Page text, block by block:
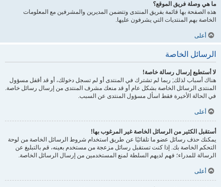
ما هي وصلة فريق الموقع؟
هذه الصفحة بها قائمة بفريق المنتدى وتتضمن المديرين والمشرفين مع المعلومات
الخاصة بهم المنتديات التي يشرفون عليها.
أعلى
الرسائل الخاصة
لا أستطيع إرسال رسالة خاصة!
هناك أسباب لذلك; ربما لم تشترك في المنتدى أو لم تسجل دخولك، أو قد أقفل مسؤول
المنتدى الرسائل الخاصة بشكل عام أو قد منعك مشرف المنتدى من إرسال رسائل خاصة.
في الحالة الأخيرة فقط اسأل مسؤول المنتدى عن السبب.
أعلى
أستقبل الكثير من الرسائل الخاصة غير المرغوب بها!
يمكنك حذف رسائل عضو ما تلقائيًا عن طريق استخدام شروط الرسائل الخاصة من لوحة
التحكم الخاصة بك. إذا كنت تستقبل رسائل مزعجة من مستخدم بعينه، قم بالتبليغ عن
الرسالة للمدراء؛ فهم لديهم السلطة لمنع المستخدمين من إرسال الرسائل الخاصة.
أعلى